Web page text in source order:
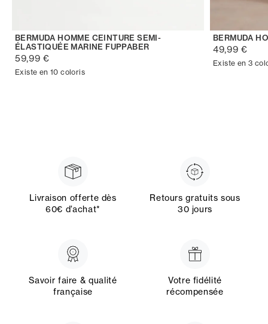
BERMUDA HOMME CEINTURE SEMI-
ÉLASTIQUÉE MARINE FUPPABER
59,99 €
Existe en 10 coloris
BERMUDA
49,99 €
Existe en 3
Livraison offerte dès
60€ d’achat*
Retours gratuits sous
30 jours
Savoir faire & qualité
française
Votre fidélité
récompensée